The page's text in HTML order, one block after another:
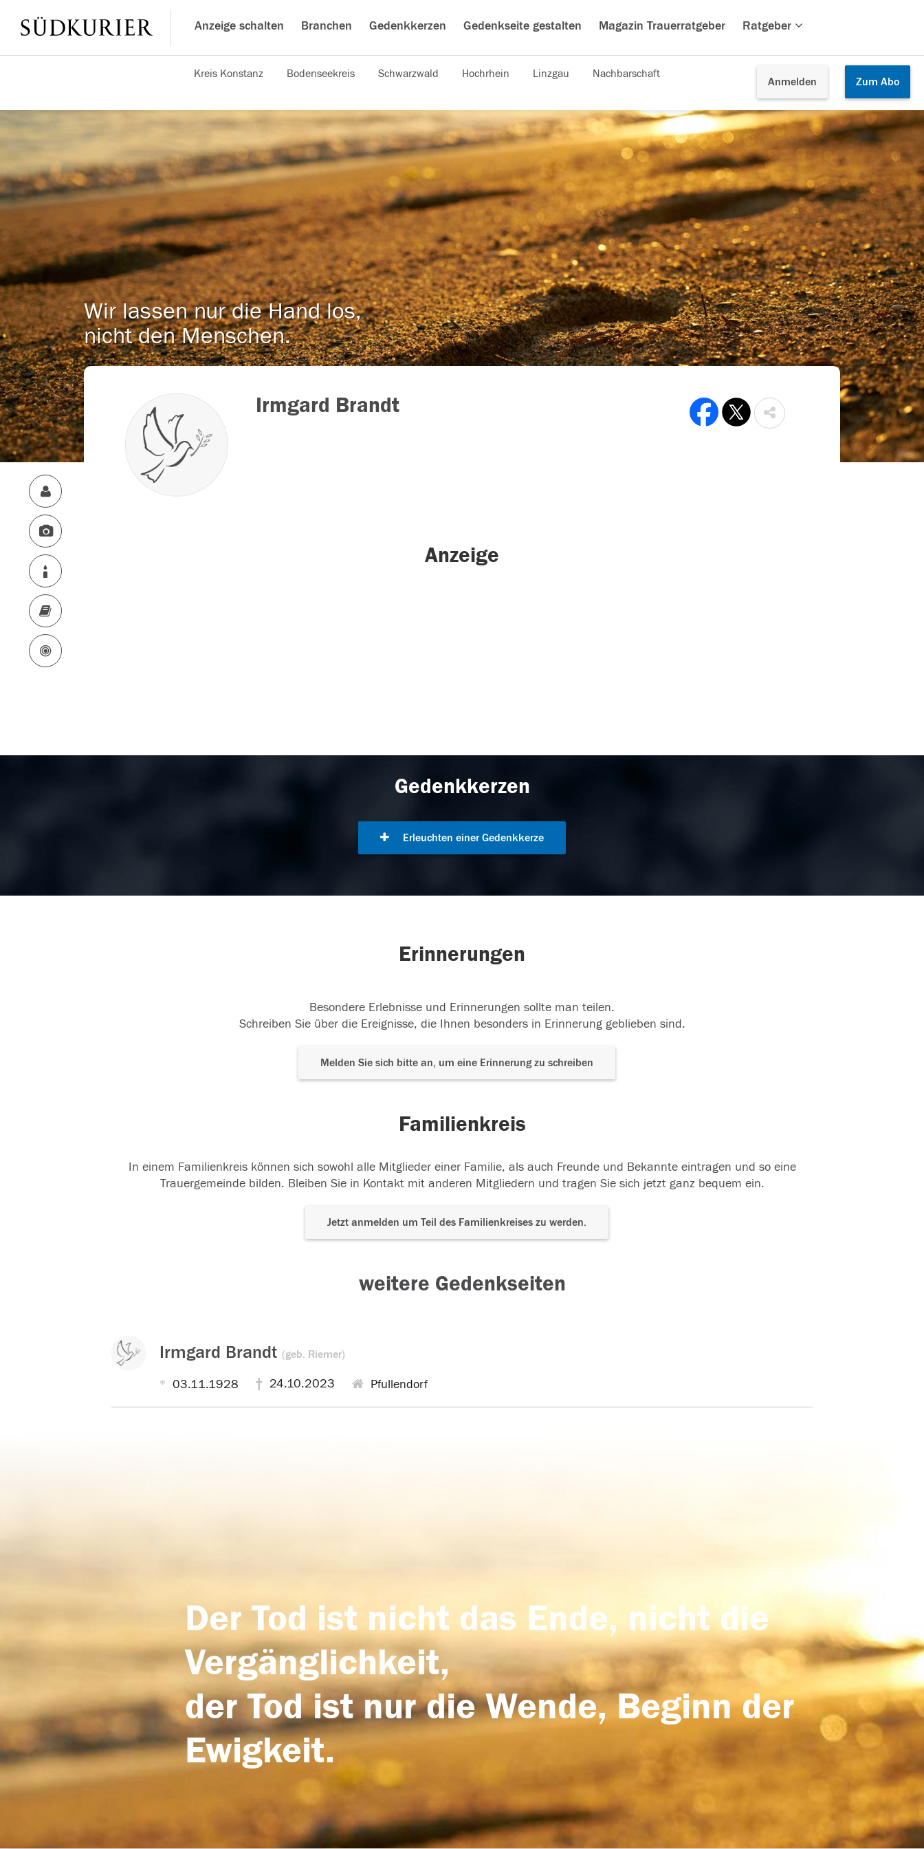
Anzeige schalten Branchen Gedenkkerzen Gedenkseite gestalten Magazin Trauerratgeber Ratgeber
Anmelden Zum Abo
Kreis Konstanz Bodenseekreis Schwarzwald Hochrhein Linzgau Nachbarschaft
Wir lassen nur die Hand los,
nicht den Menschen.
Irmgard Brandt
Anzeige
Gedenkkerzen
Erleuchten einer Gedenkkerze
Erinnerungen
Besondere Erlebnisse und Erinnerungen sollte man teilen.
Schreiben Sie über die Ereignisse, die Ihnen besonders in Erinnerung geblieben sind.
Melden Sie sich bitte an, um eine Erinnerung zu schreiben
Familienkreis
In einem Familienkreis können sich sowohl alle Mitglieder einer Familie, als auch Freunde und Bekannte eintragen und so eine
Trauergemeinde bilden. Bleiben Sie in Kontakt mit anderen Mitgliedern und tragen Sie sich jetzt ganz bequem ein.
Jetzt anmelden um Teil des Familienkreises zu werden.
weitere Gedenkseiten
Irmgard Brandt (geb. Riemer)
03.11.1928 24.10.2023 Pfullendorf
Der Tod ist nicht das Ende, nicht die
Vergänglichkeit,
der Tod ist nur die Wende, Beginn der
Ewigkeit.